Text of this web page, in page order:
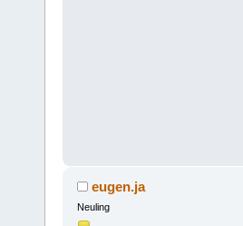
eugen.ja
Neuling